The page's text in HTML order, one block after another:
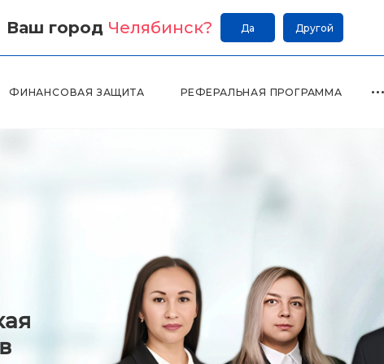
Ваш город Челябинск? Да Другой
ФИНАНСОВАЯ ЗАЩИТА РЕФЕРАЛЬНАЯ ПРОГРАММА